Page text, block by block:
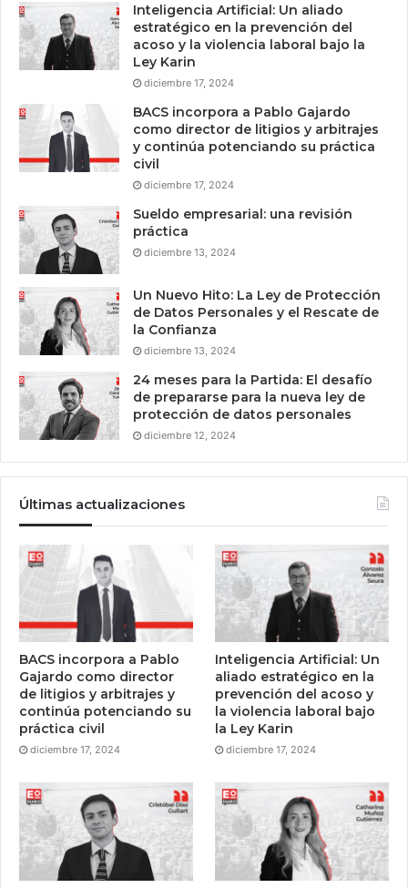
Inteligencia Artificial: Un aliado
estratégico en la prevención del
acoso y la violencia laboral bajo la
Ley Karin
diciembre 17, 2024
BACS incorpora a Pablo Gajardo
como director de litigios y arbitrajes
y continúa potenciando su práctica
civil
diciembre 17, 2024
Sueldo empresarial: una revisión
práctica
diciembre 13, 2024
Un Nuevo Hito: La Ley de Protección
de Datos Personales y el Rescate de
la Confianza
diciembre 13, 2024
24 meses para la Partida: El desafío
de prepararse para la nueva ley de
protección de datos personales
diciembre 12, 2024
Últimas actualizaciones
BACS incorpora a Pablo
Gajardo como director
de litigios y arbitrajes y
continúa potenciando su
práctica civil
diciembre 17, 2024
Inteligencia Artificial: Un
aliado estratégico en la
prevención del acoso y
la violencia laboral bajo
la Ley Karin
diciembre 17, 2024